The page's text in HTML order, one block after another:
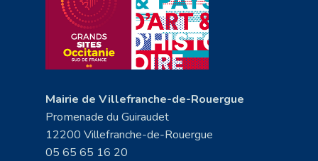
Mairie de Villefranche-de-Rouergue
Promenade du Guiraudet
12200 Villefranche-de-Rouergue
05 65 65 16 20